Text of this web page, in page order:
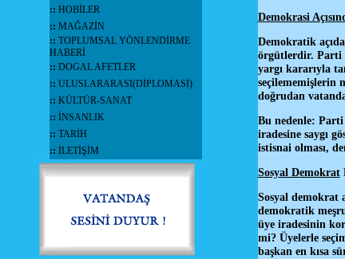
:: HOBİLER
:: MAĞAZİN
:: TOPLUMSAL YÖNLENDİRME
HABERİ
:: DOGAL AFETLER
:: ULUSLARARASI(DİPLOMASİ)
:: KÜLTÜR-SANAT
:: İNSANLIK
:: TARİH
:: İLETİŞİM
Demokrasi
Demokratik
örgütlerdir. Parti
yargı kararıyla
seçilememişlerin
doğrudan
Bu nedenle:
iradesine saygı
istisnai olması,
Sosyal Demokrat
Sosyal demokrat
demokratik
üye iradesinin
mi? Üyelerle
başkan en kısa